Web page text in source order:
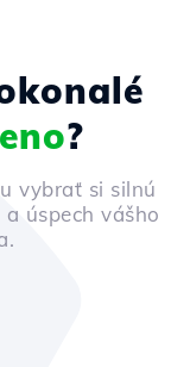
?
vybrať si silnú
úspech vášho